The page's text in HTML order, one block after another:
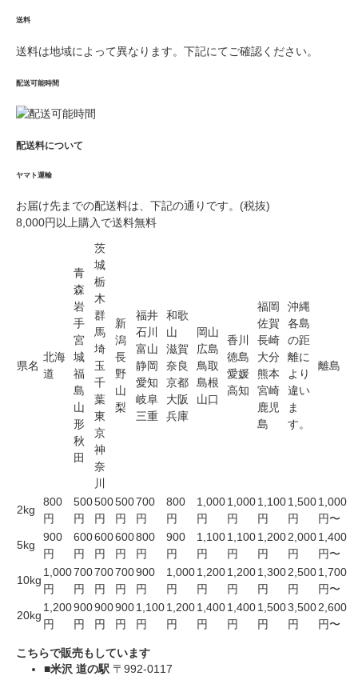
送料
送料は地域によって異なります。下記にてご確認ください。
配送可能時間
配送料について
ヤマト運輸
お届け先までの配送料は、下記の通りです。(税抜)
8,000円以上購入で送料無料
県名
北海
道
青
森
岩
手
宮
城
福
島
山
形
秋
田
茨
城
栃
木
群
馬
埼
玉
千
葉
東
京
神
奈
川
新
潟
長
野
山
梨
福井
石川
富山
静岡
愛知
岐阜
三重
和歌
山
滋賀
奈良
京都
大阪
兵庫
岡山
広島
鳥取
島根
山口
香川
徳島
愛媛
高知
福岡
佐賀
長崎
大分
熊本
宮崎
鹿児
島
沖縄
各島
の距
離に
より
違い
ま
す。
離島
2kg
800
円
500
円
500
円
500
円
700
円
800
円
1,000
円
1,000
円
1,100
円
1,500
円
1,000
円〜
5kg
900
円
600
円
600
円
600
円
800
円
900
円
1,100
円
1,100
円
1,200
円
2,000
円
1,400
円〜
10kg
1,000
円
700
円
700
円
700
円
900
円
1,000
円
1,200
円
1,200
円
1,300
円
2,500
円
1,700
円〜
20kg
1,200
円
900
円
900
円
900
円
1,100
円
1,200
円
1,400
円
1,400
円
1,500
円
3,500
円
2,600
円〜
こちらで販売もしています
■米沢 道の駅 〒992-0117